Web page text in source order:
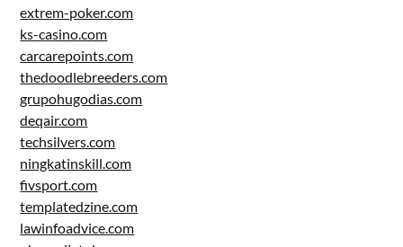
extrem-poker.com
ks-casino.com
carcarepoints.com
thedoodlebreeders.com
grupohugodias.com
deqair.com
techsilvers.com
ningkatinskill.com
fivsport.com
templatedzine.com
lawinfoadvice.com